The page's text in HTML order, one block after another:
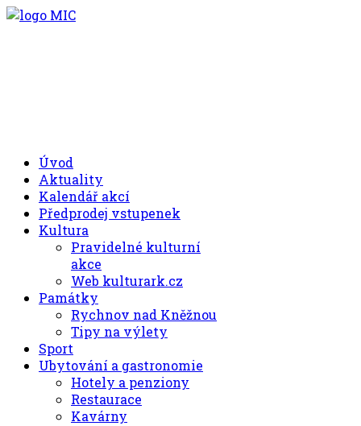
Úvod
Aktuality
Kalendář akcí
Předprodej vstupenek
Kultura
Pravidelné kulturní
akce
Web kulturark.cz
Památky
Rychnov nad Kněžnou
Tipy na výlety
Sport
Ubytování a gastronomie
Hotely a penziony
Restaurace
Kavárny